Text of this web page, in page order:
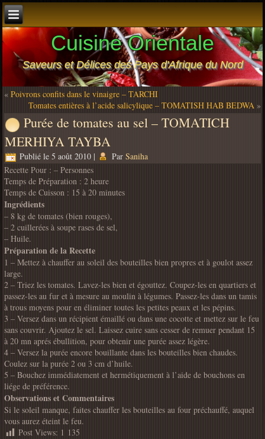
Cuisine Orientale
Saveurs et Délices des Pays d'Afrique du Nord
«Poivrons confits dans le vinaigre – TARCHI
Tomates entières à l’acide salicylique – TOMATISH HAB BEDWA»
Purée de tomates au sel – TOMATICH
MERHIYA TAYBA
Publié le 5 août 2010 | Par Saniha
Recette Pour : – Personnes
Temps de Préparation : 2 heure
Temps de Cuisson : 15 à 20 minutes
Ingrédients
– 8 kg de tomates (bien rouges),
– 2 cuillerées à soupe rases de sel,
– Huile.
Préparation de la Recette
1 – Mettez à chauffer au soleil des bouteilles bien propres et à goulot assez
large.
2 – Triez les tomates. Lavez-les bien et égouttez. Coupez-les en quartiers et
passez-les au fur et à mesure au moulin à légumes. Passez-les dans un tamis
à trous moyens pour en éliminer toutes les petites peaux et les pépins.
3 – Versez dans un récipient émaillé ou dans une cocotte et mettez sur le feu
sans couvrir. Ajoutez le sel. Laissez cuire sans cesser de remuer pendant 15
à 20 mn aprés ébullition, pour obtenir une purée assez légère.
4 – Versez la purée encore bouillante dans les bouteilles bien chaudes.
Coulez sur la purée 2 ou 3 cm d’huile.
5 – Bouchez immédiatement et hermétiquement à l’aide de bouchons en
liége de préférence.
Observations et Commentaires
Si le soleil manque, faites chauffer les bouteilles au four préchauffé, auquel
vous aurez éteint le feu.
Post Views: 1 135